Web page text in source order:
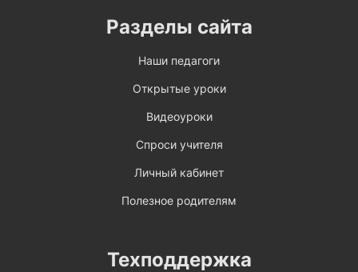
Разделы сайта
Наши педагоги
Открытые уроки
Видеоуроки
Спроси учителя
Личный кабинет
Полезное родителям
Техподдержка